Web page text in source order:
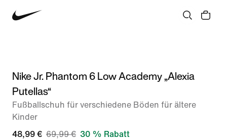
Nike Jr. Phantom 6 Low Academy „Alexia
Putellas“
Fußballschuh für verschiedene Böden für ältere
Kinder
48,99 € 69,99 € 30 % Rabatt